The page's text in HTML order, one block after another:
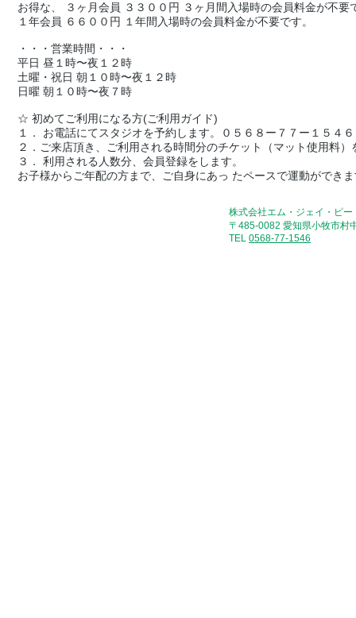
お得な、 ３ヶ月会員 ３３００円 ３ヶ月間入場時の会員料金が不要
１年会員 ６６００円 １年間入場時の会員料金が不要です。
・・・営業時間・・・
平日 昼１時〜夜１２時
土曜・祝日 朝１０時〜夜１２時
日曜 朝１０時〜夜７時
☆ 初めてご利用になる方(ご利用ガイド)
１． お電話にてスタジオを予約します。０５６８ー７７ー１５４
２．ご来店頂き、ご利用される時間分のチケット（マット使用料
３． 利用される人数分、会員登録をします。
お子様からご年配の方まで、ご自身にあっ たペースで運動ができ
​株式会社エム・ジェイ・ピー
〒485-0082 愛知県小牧市村
​TEL 0568-77-1546